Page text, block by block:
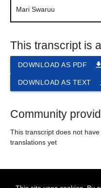
Mari Swaruu
This transcript is
file_download
DOWNLOAD AS PDF
DOWNLOAD AS TEXT
Community
This transcript does not
translations yet